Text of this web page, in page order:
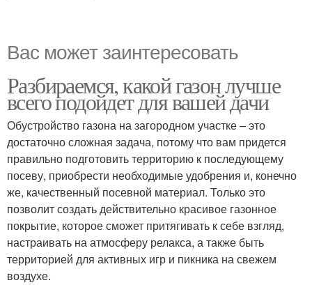
Вас может заинтересовать
Разбираемся, какой газон лучше
всего подойдет для вашей дачи
Обустройство газона на загородном участке – это
достаточно сложная задача, потому что вам придется
правильно подготовить территорию к последующему
посеву, приобрести необходимые удобрения и, конечно
же, качественный посевной материал. Только это
позволит создать действительно красивое газонное
покрытие, которое сможет притягивать к себе взгляд,
настраивать на атмосферу релакса, а также быть
территорией для активных игр и пикника на свежем
воздухе.